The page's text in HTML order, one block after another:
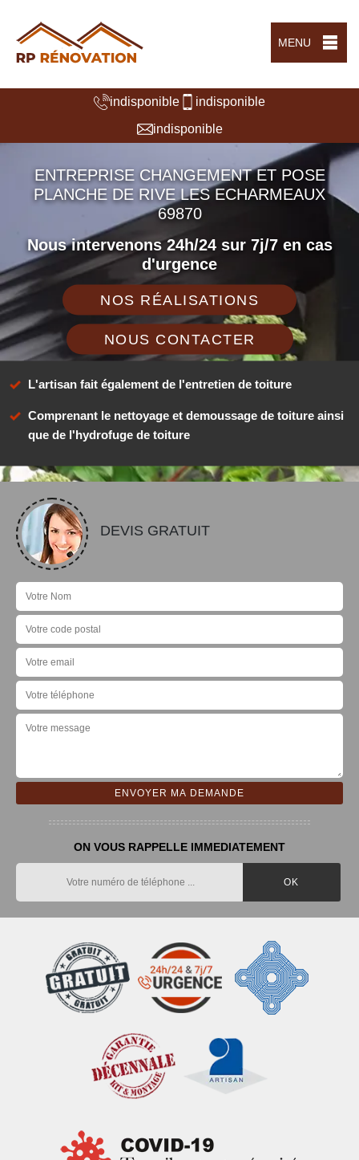
MENU
indisponible
indisponible
indisponible
ENTREPRISE CHANGEMENT ET POSE
PLANCHE DE RIVE LES ECHARMEAUX
69870
Nous intervenons 24h/24 sur 7j/7 en cas
d'urgence
NOS RÉALISATIONS
NOUS CONTACTER
L'artisan fait également de l'entretien de toiture
Comprenant le nettoyage et demoussage de toiture ainsi
que de l'hydrofuge de toiture
DEVIS GRATUIT
ON VOUS RAPPELLE IMMEDIATEMENT